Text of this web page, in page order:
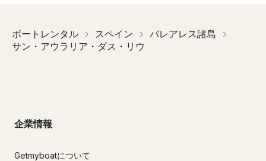
ボートレンタル スペイン
バレアレス諸島
サン・アウラリア・ダス・リウ
企業情報
Getmyboatについて